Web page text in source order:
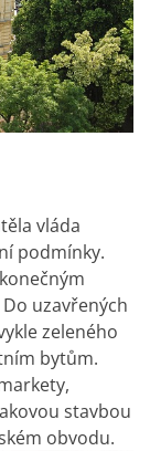
vláda
podmínky.
uzavřených
zeleného
bytům.
stavbou
obvodu.